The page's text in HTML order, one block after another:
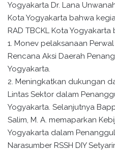
Yogyakarta Dr. Lana
Kota Yogyakarta bahwa
RAD TBCKL Kota Yogyakarta
1. Monev pelaksanaan
Rencana Aksi Daerah
Yogyakarta.
2. Meningkatkan dukungan
Lintas Sektor dalam
Yogyakarta. Selanjutnya
Salim, M. A. memaparkan
Yogyakarta dalam
Narasumber RSSH DIY